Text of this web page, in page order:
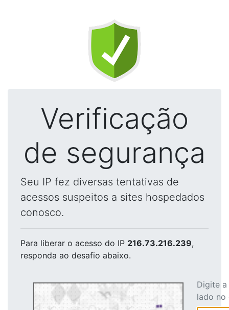
Verificação
de segurança
Seu IP fez diversas tentativas de
acessos suspeitos a sites hospedados
conosco.
Para liberar o acesso do IP 216.73.216.239,
responda ao desafio abaixo.
Digite
lado no